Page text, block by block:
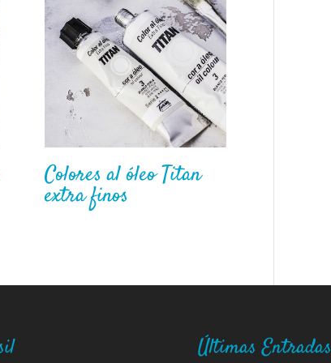
Colores al óleo Titan
extra finos
Últimas Entradas